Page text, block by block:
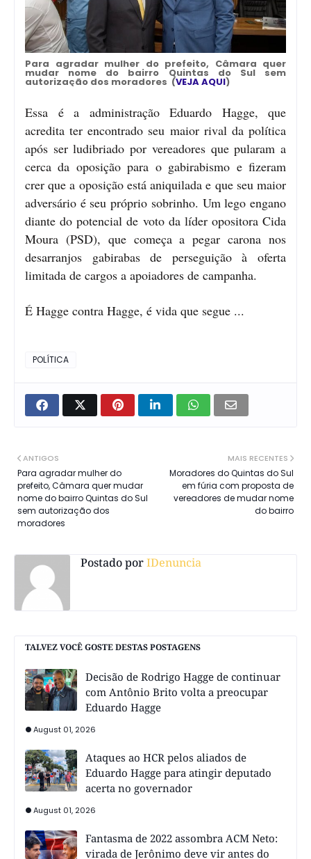
Para agradar mulher do prefeito, Câmara quer
mudar nome do bairro Quintas do Sul sem
autorização dos moradores (VEJA AQUI)
Essa é a administração Eduardo Hagge, que
acredita ter encontrado seu maior rival da política
após ser ludibriado por vereadores que pularam a
cerca da oposição para o gabirabismo e fizeram
crer que a oposição está aniquilada e que seu maior
adversário é seu próprio sobrinho. Um lego engano
diante do potencial de voto da líder opositora Cida
Moura (PSD), que começa a pegar carona nos
desarranjos gabirabas de perseguição à oferta
limitada de cargos a apoiadores de campanha.
É Hagge contra Hagge, é vida que segue ...
POLÍTICA
MAIS RECENTES
Moradores do Quintas do Sul
em fúria com proposta de
vereadores de mudar nome
do bairro
ANTIGOS
Para agradar mulher do
prefeito, Câmara quer mudar
nome do bairro Quintas do Sul
sem autorização dos
moradores
Postado porIDenuncia
TALVEZ VOCÊ GOSTE DESTAS POSTAGENS
Decisão de Rodrigo Hagge de continuar
com Antônio Brito volta a preocupar
Eduardo Hagge
August 01, 2026
Ataques ao HCR pelos aliados de
Eduardo Hagge para atingir deputado
acerta no governador
August 01, 2026
Fantasma de 2022 assombra ACM Neto:
virada de Jerônimo deve vir antes do